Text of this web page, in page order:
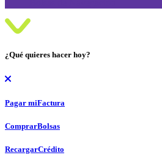
¿Qué quieres hacer hoy?
Pagar miFactura
ComprarBolsas
RecargarCrédito